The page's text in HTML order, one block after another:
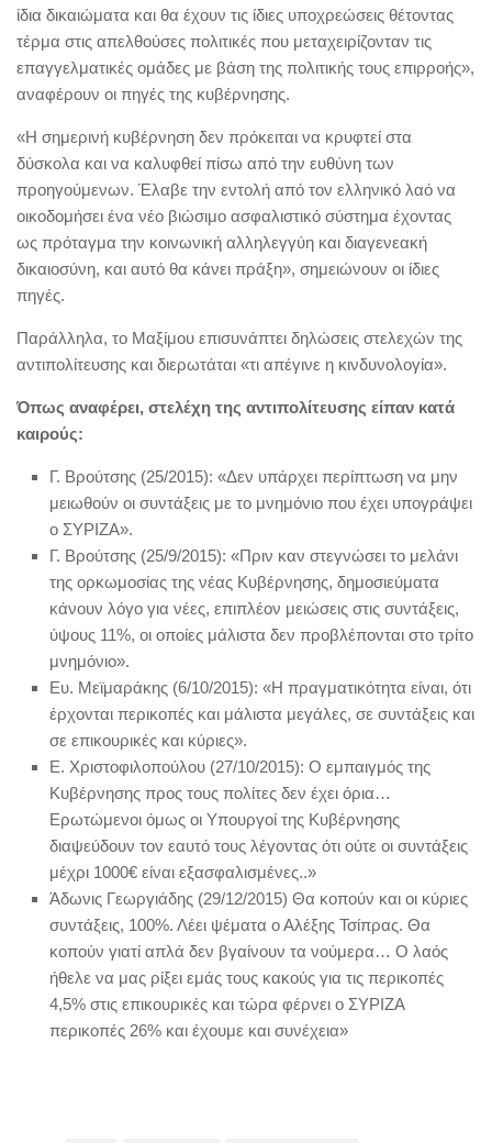
ίδια δικαιώματα και θα έχουν τις ίδιες υποχρεώσεις θέτοντας
τέρμα στις απελθούσες πολιτικές που μεταχειρίζονταν τις
επαγγελματικές ομάδες με βάση της πολιτικής τους επιρροής»,
αναφέρουν οι πηγές της κυβέρνησης.
«Η σημερινή κυβέρνηση δεν πρόκειται να κρυφτεί στα
δύσκολα και να καλυφθεί πίσω από την ευθύνη των
προηγούμενων. Έλαβε την εντολή από τον ελληνικό λαό να
οικοδομήσει ένα νέο βιώσιμο ασφαλιστικό σύστημα έχοντας
ως πρόταγμα την κοινωνική αλληλεγγύη και διαγενεακή
δικαιοσύνη, και αυτό θα κάνει πράξη», σημειώνουν οι ίδιες
πηγές.
Παράλληλα, το Μαξίμου επισυνάπτει δηλώσεις στελεχών της
αντιπολίτευσης και διερωτάται «τι απέγινε η κινδυνολογία».
Όπως αναφέρει, στελέχη της αντιπολίτευσης είπαν κατά
καιρούς:
Γ. Βρούτσης (25/2015): «Δεν υπάρχει περίπτωση να μην
μειωθούν οι συντάξεις με το μνημόνιο που έχει υπογράψει
ο ΣΥΡΙΖΑ».
Γ. Βρούτσης (25/9/2015): «Πριν καν στεγνώσει το μελάνι
της ορκωμοσίας της νέας Κυβέρνησης, δημοσιεύματα
κάνουν λόγο για νέες, επιπλέον μειώσεις στις συντάξεις,
ύψους 11%, οι οποίες μάλιστα δεν προβλέπονται στο τρίτο
μνημόνιο».
Ευ. Μεϊμαράκης (6/10/2015): «Η πραγματικότητα είναι, ότι
έρχονται περικοπές και μάλιστα μεγάλες, σε συντάξεις και
σε επικουρικές και κύριες».
Ε. Χριστοφιλοπούλου (27/10/2015): Ο εμπαιγμός της
Κυβέρνησης προς τους πολίτες δεν έχει όρια…
Ερωτώμενοι όμως οι Υπουργοί της Κυβέρνησης
διαψεύδουν τον εαυτό τους λέγοντας ότι ούτε οι συντάξεις
μέχρι 1000€ είναι εξασφαλισμένες..»
Άδωνις Γεωργιάδης (29/12/2015) Θα κοπούν και οι κύριες
συντάξεις, 100%. Λέει ψέματα ο Αλέξης Τσίπρας. Θα
κοπούν γιατί απλά δεν βγαίνουν τα νούμερα… Ο λαός
ήθελε να μας ρίξει εμάς τους κακούς για τις περικοπές
4,5% στις επικουρικές και τώρα φέρνει ο ΣΥΡΙΖΑ
περικοπές 26% και έχουμε και συνέχεια»